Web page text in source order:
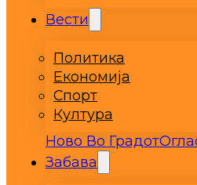
Вести
Политика
Економија
Спорт
Култура
Ново Во Градот
Забава